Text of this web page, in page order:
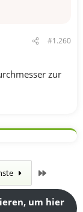
#1.260
zur
um hier